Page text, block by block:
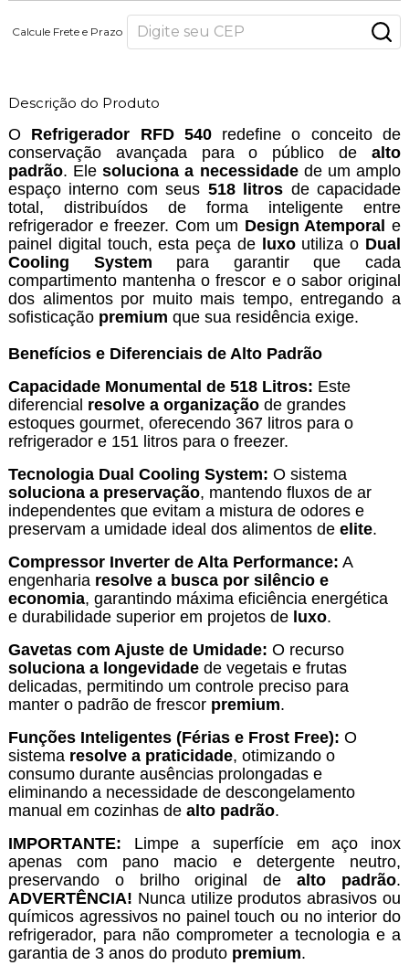
Calcule Frete e Prazo
Descrição do Produto
O Refrigerador RFD 540redefine o conceito de
conservação avançada para o público dealto
padrão. Elesoluciona a necessidadede um amplo
espaço interno com seus 518 litros de capacidade
total, distribuídos de forma inteligente entre
refrigerador e freezer. Com um Design Atemporal e
painel digital touch, esta peça de luxoutiliza o Dual
Cooling System para garantir que cada
compartimento mantenha o frescor e o sabor original
dos alimentos por muito mais tempo, entregando a
sofisticação premium que sua residência exige.
Benefícios e Diferenciais de Alto Padrão
Capacidade Monumental de 518 Litros: Este
diferencial resolve a organizaçãode grandes
estoques gourmet, oferecendo 367 litros para o
refrigerador e 151 litros para o freezer.
Tecnologia Dual Cooling System: O sistema
soluciona a preservação, mantendo fluxos de ar
independentes que evitam a mistura de odores e
preservam a umidade ideal dos alimentos de elite.
Compressor Inverter de Alta Performance: A
engenharia resolve a busca por silêncio e
economia, garantindo máxima eficiência energética
e durabilidade superior em projetos de luxo.
Gavetas com Ajuste de Umidade: O recurso
soluciona a longevidadede vegetais e frutas
delicadas, permitindo um controle preciso para
manter o padrão de frescor premium.
Funções Inteligentes (Férias e Frost Free): O
sistema resolve a praticidade, otimizando o
consumo durante ausências prolongadas e
eliminando a necessidade de descongelamento
manual em cozinhas de alto padrão.
IMPORTANTE: Limpe a superfície em aço inox
apenas com pano macio e detergente neutro,
preservando o brilho original dealto padrão.
ADVERTÊNCIA! Nunca utilize produtos abrasivos ou
químicos agressivos no painel touch ou no interior do
refrigerador, para não comprometer a tecnologia e a
garantia de 3 anos do produto premium.